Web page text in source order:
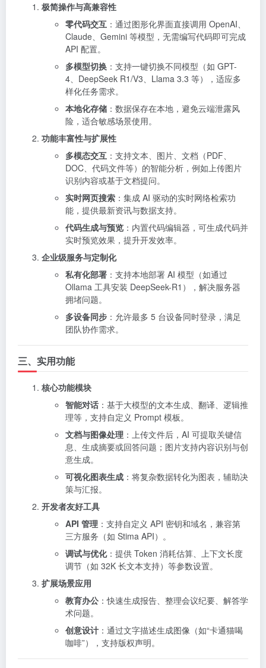
极简操作与高兼容性
零代码交互 ：通过图形化界面直接调用 OpenAI、
Claude、Gemini 等模型，无需编写代码即可完成
API 配置。
多模型切换 ：支持一键切换不同模型（如 GPT-
4、DeepSeek R1/V3、Llama 3.3 等），适应多
样化任务需求。
本地化存储 ：数据保存在本地，避免云端泄露风
险，适合敏感场景使用。
功能丰富性与扩展性
多模态交互 ：支持文本、图片、文档（PDF、
DOC、代码文件等）的智能分析，例如上传图片
识别内容或基于文档提问。
实时网页搜索 ：集成 AI 驱动的实时网络检索功
能，提供最新资讯与数据支持。
代码生成与预览 ：内置代码编辑器，可生成代码并
实时预览效果，提升开发效率。
企业级服务与定制化
私有化部署 ：支持本地部署 AI 模型（如通过
Ollama 工具安装 DeepSeek-R1），解决服务器
拥堵问题。
多设备同步 ：允许最多 5 台设备同时登录，满足
团队协作需求。
三、实用功能
核心功能模块
智能对话 ：基于大模型的文本生成、翻译、逻辑推
理等，支持自定义 Prompt 模板。
文档与图像处理 ：上传文件后，AI 可提取关键信
息、生成摘要或回答问题；图片支持内容识别与创
意生成。
可视化图表生成 ：将复杂数据转化为图表，辅助决
策与汇报。
开发者友好工具
API 管理 ：支持自定义 API 密钥和域名，兼容第
三方服务（如 Stima API）。
调试与优化：提供 Token 消耗估算、上下文长度
调节（如 32K 长文本支持）等参数设置。
扩展场景应用
教育办公 ：快速生成报告、整理会议纪要、解答学
术问题。
创意设计 ：通过文字描述生成图像（如“卡通猫喝
咖啡”），支持版权声明。